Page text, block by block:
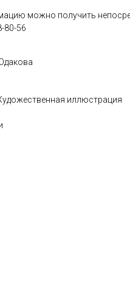
можно получить
80-56
иллюстрация